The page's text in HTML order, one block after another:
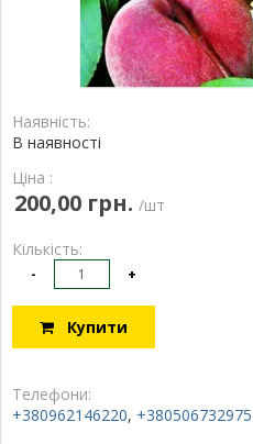
Наявність:
В наявності
Ціна :
200,00 грн. /шт
Кількість:
- +
Купити
Телефони:
+380962146220, +380506732975